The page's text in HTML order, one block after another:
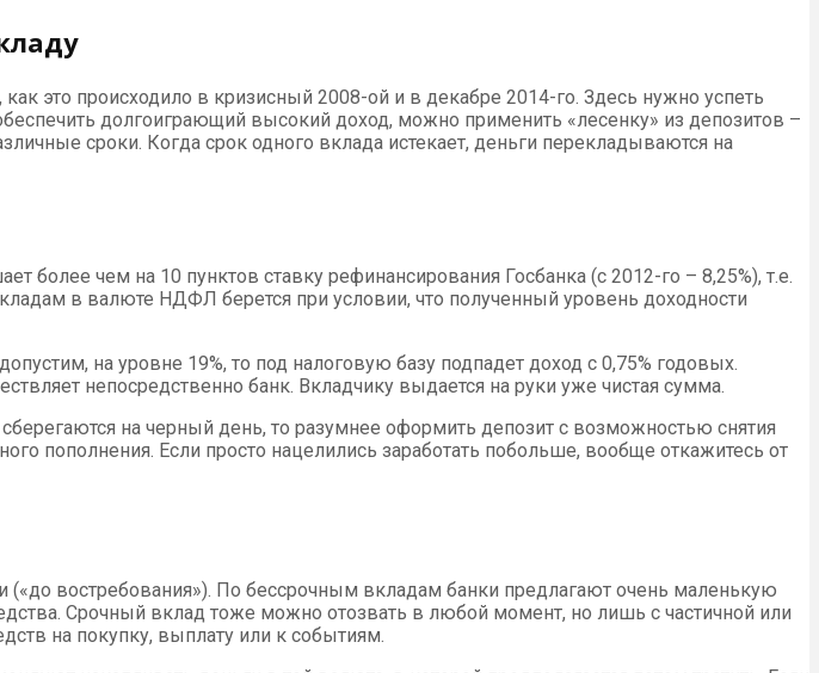
это происходило в кризисный 2008-ой и в декабре 2014-го. Здесь нужно успеть
долгоиграющий высокий доход, можно применить «лесенку» из депозитов –
сроки. Когда срок одного вклада истекает, деньги перекладываются на
чем на 10 пунктов ставку рефинансирования Госбанка (с 2012-го – 8,25%), т.е.
в валюте НДФЛ берется при условии, что полученный уровень доходности
на уровне 19%, то под налоговую базу подпадет доход с 0,75% годовых.
непосредственно банк. Вкладчику выдается на руки уже чистая сумма.
на черный день, то разумнее оформить депозит с возможностью снятия
пополнения. Если просто нацелились заработать побольше, вообще откажитесь от
востребования»). По бессрочным вкладам банки предлагают очень маленькую
Срочный вклад тоже можно отозвать в любой момент, но лишь с частичной или
на покупку, выплату или к событиям.